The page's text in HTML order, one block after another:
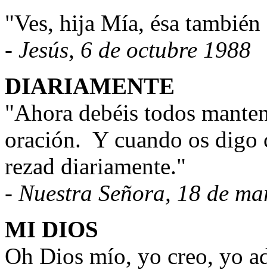
"Ves, hija Mía, ésa
- Jesús, 6 de octubre 1988
DIARIAMENTE
"Ahora debéis todos
oración. Y cuando os
rezad diariamente."
- Nuestra Señora, 18 de
MI DIOS
Oh Dios mío, yo creo, yo